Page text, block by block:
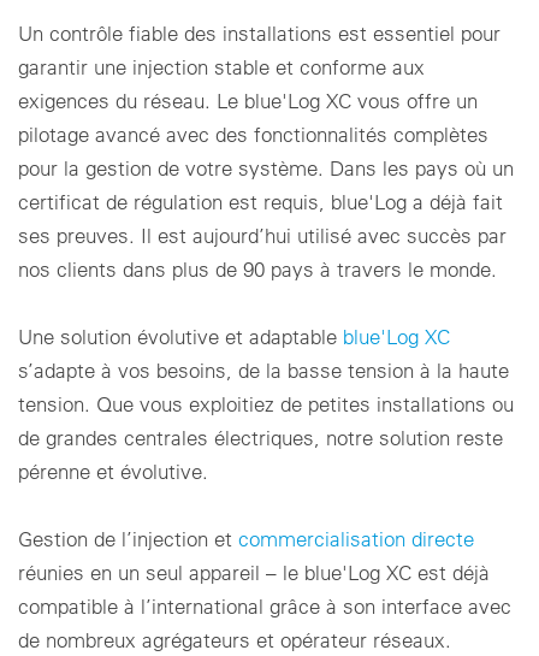
Canal de signalement
Paramètres des cookies
Un contrôle fiable des installations est essentiel pour
garantir une injection stable et conforme aux
exigences du réseau. Le blue'Log XC vous offre un
pilotage avancé avec des fonctionnalités complètes
pour la gestion de votre système. Dans les pays où un
certificat de régulation est requis, blue'Log a déjà fait
ses preuves. Il est aujourd’hui utilisé avec succès par
nos clients dans plus de 90 pays à travers le monde.
Une solution évolutive et adaptable blue'Log XC
s’adapte à vos besoins, de la basse tension à la haute
tension. Que vous exploitiez de petites installations ou
de grandes centrales électriques, notre solution reste
pérenne et évolutive.
Gestion de l’injection et commercialisation directe
réunies en un seul appareil – le blue'Log XC est déjà
compatible à l’international grâce à son interface avec
de nombreux agrégateurs et opérateur réseaux.